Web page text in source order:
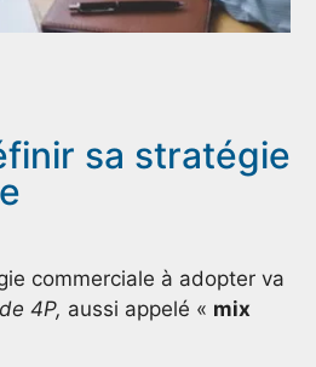
sa stratégie
commerciale à adopter va
4P, aussi appelé « mix